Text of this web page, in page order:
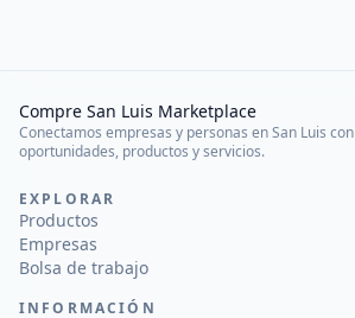
Compre San Luis Marketplace
Conectamos empresas y personas en San Luis con
oportunidades, productos y servicios.
EXPLORAR
Productos
Empresas
Bolsa de trabajo
INFORMACIÓN